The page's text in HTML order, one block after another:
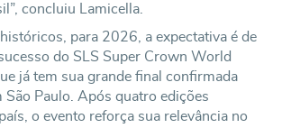
concluiu Lamicella.
para 2026, a expectativa é de
do SLS Super Crown World
já tem sua grande final confirmada
São Paulo. Após quatro edições
o evento reforça sua relevância no